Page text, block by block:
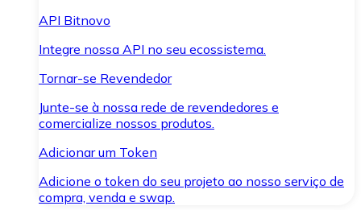
API Bitnovo
Integre nossa API no seu ecossistema.
Tornar-se Revendedor
Junte-se à nossa rede de revendedores e
comercialize nossos produtos.
Adicionar um Token
Adicione o token do seu projeto ao nosso serviço de
compra, venda e swap.